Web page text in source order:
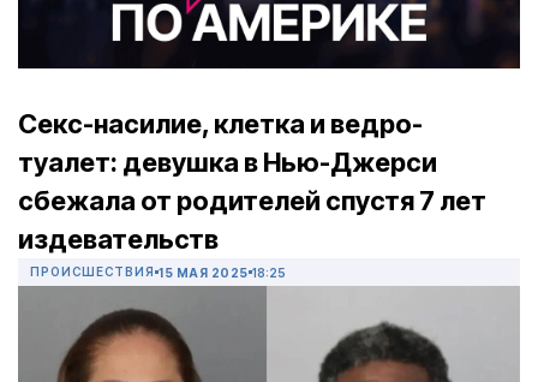
Секс-насилие, клетка и ведро-
туалет: девушка в Нью-Джерси
сбежала от родителей спустя 7 лет
издевательств
ПРОИСШЕСТВИЯ 15 МАЯ 2025 18:25